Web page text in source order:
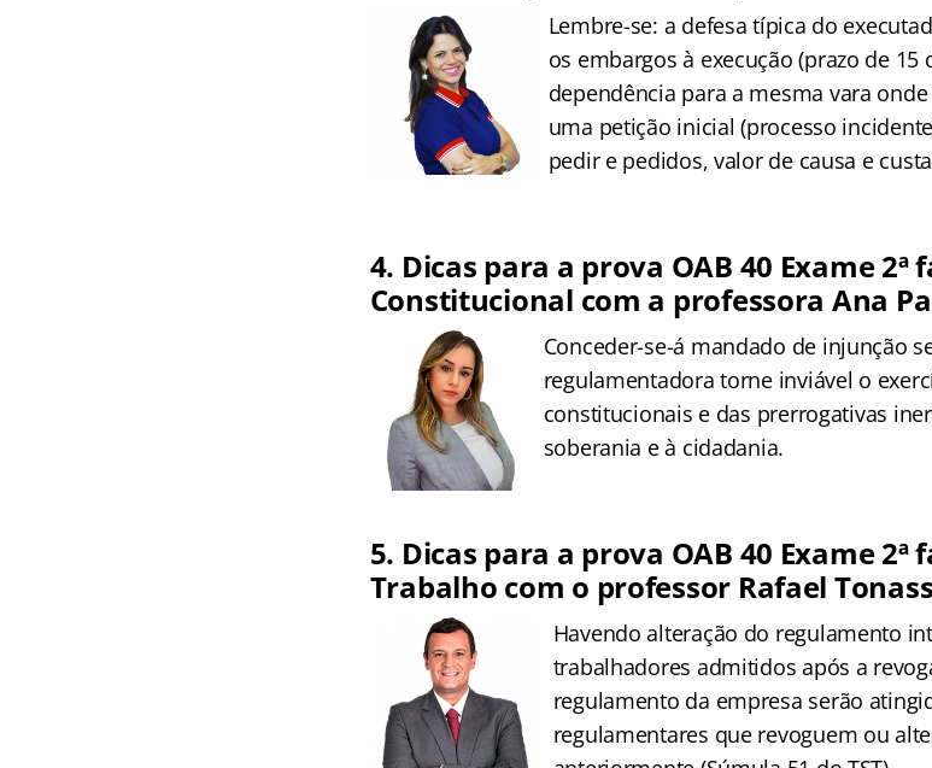
Lembre-se: a defesa típica do
os embargos à execução (prazo de
dependência para a mesma vara
uma petição inicial (processo
pedir e pedidos, valor de causa e
4. Dicas para a prova OAB 40 Exame 2ª
Constitucional com a professora Ana
Conceder-se-á mandado de injunção
regulamentadora torne inviável o
constitucionais e das prerrogativas
soberania e à cidadania.
5. Dicas para a prova OAB 40 Exame 2ª
Trabalho com o professor Rafael
Havendo alteração do regulamento
trabalhadores admitidos após a
regulamento da empresa serão
regulamentares que revoguem ou